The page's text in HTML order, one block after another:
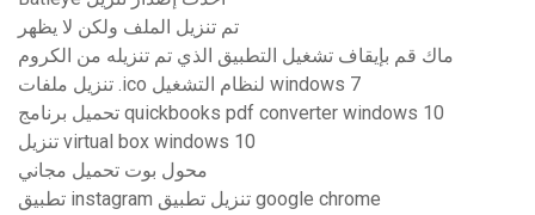
تم تنزيل الملف ولكن لا يظهر
ماك قم بإيقاف تشغيل التطبيق الذي تم تنزيله من الكروم
تنزيل ملفات .ico لنظام التشغيل windows 7
تحميل برنامج quickbooks pdf converter windows 10
تنزيل virtual box windows 10
محول بوت تحميل مجاني
تطبيق instagram تنزيل تطبيق google chrome